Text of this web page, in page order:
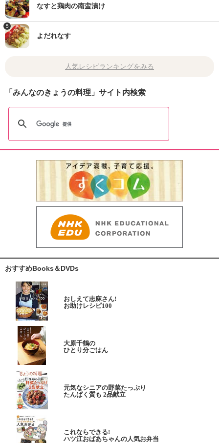
なすと鶏肉の南蛮漬け
5
よだれなす
人気レシピランキングをみる
「みんなのきょうの料理」サイト内検索
おすすめBooks＆DVDs
おしえて志麻さん!
お助けレシピ100
大原千鶴の
ひとり分ごはん
元気なシニアの野菜たっぷり
たんぱく質も 2品献立
これならできる!
ハツ江おばあちゃんの人気お弁当